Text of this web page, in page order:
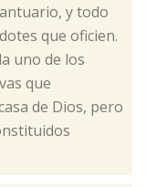
y todo
que oficien.
uno de los
que
de Dios, pero